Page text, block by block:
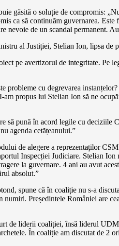
găsită o soluție de compromis:
ca să continuăm guvernarea.
de un scandal permanent.
al Justiției, Stelian Ion, lipsa de
pe avertizorul de integritate. Pe
probleme cu degrevarea
propus lui Stelian Ion să ne
să pună în acord legile cu
agenda cetățeanului.”
de alegere a reprezentaților
Inspecției Judiciare. Stelian
la guvernare. 4 ani au avut
absolut.”
spune că în coaliție nu s-a
Președintele României are
de liderii coaliției, însă liderul
În coaliție am discutat de 2